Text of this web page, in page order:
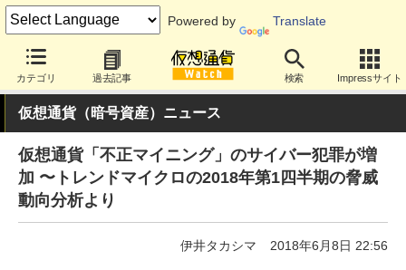
Powered by Translate
カテゴリ 過去記事 検索 Impressサイト
仮想通貨（暗号資産）ニュース
仮想通貨「不正マイニング」のサイバー犯罪が増
加 〜トレンドマイクロの2018年第1四半期の脅威
動向分析より
伊井タカシマ 2018年6月8日 22:56